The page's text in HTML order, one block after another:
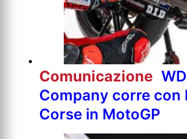
Comunicazione
Company corre con
Corse in MotoGP